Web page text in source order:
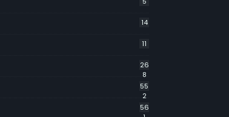
14
11
26
8
55
2
56